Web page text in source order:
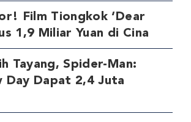
Film Tiongkok ‘Dear
1,9 Miliar Yuan di Cina
Tayang, Spider-Man:
Day Dapat 2,4 Juta